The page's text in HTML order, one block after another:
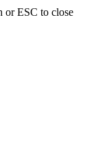
or ESC to close